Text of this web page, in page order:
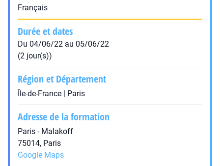
Français
Durée et dates
Du 04/06/22 au 05/06/22
(2 jour(s))
Région et Département
Île-de-France | Paris
Adresse de la formation
Paris - Malakoff
75014, Paris
Google Maps